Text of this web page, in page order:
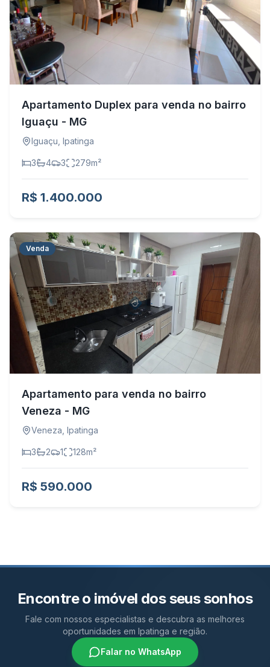
Apartamento Duplex para venda no bairro
Iguaçu - MG
Iguaçu Ipatinga
3 4 3 279m²
R$ 1.400.000
Venda
Apartamento para venda no bairro
Veneza - MG
Veneza Ipatinga
3 2 1 128m²
R$ 590.000
Encontre o imóvel dos seus sonhos
Fale com nossos especialistas e descubra as melhores
oportunidades em Ipatinga e região.
Falar no WhatsApp